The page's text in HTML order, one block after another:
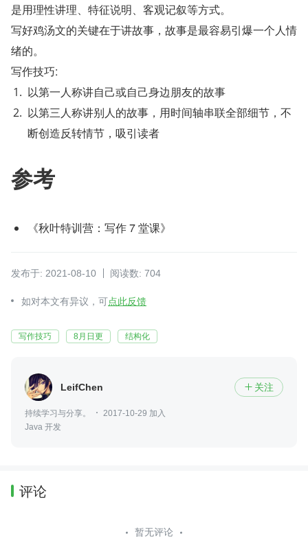
是用理性讲理、特征说明、客观记叙等方式。
写好鸡汤文的关键在于讲故事，故事是最容易引爆一个人情
绪的。
写作技巧:
以第一人称讲自己或自己身边朋友的故事
以第三人称讲别人的故事，用时间轴串联全部细节，不
断创造反转情节，吸引读者
参考
《秋叶特训营：写作 7 堂课》
发布于: 2021-08-10 阅读数: 704
如对本文有异议，可点此反馈
写作技巧 8月日更 结构化
LeifChen  关注
持续学习与分享。
2017-10-29 加入
Java 开发
评论
暂无评论